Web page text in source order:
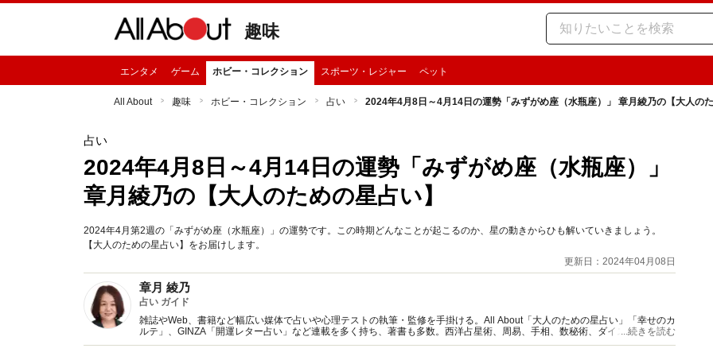
趣味
エンタメ ゲーム ホビー・コレクション スポーツ・レジャー ペット
All About 趣味 ホビー・コレクション 占い 2024年4月8日～4月14日の運勢「みずがめ座（水瓶座）」 章月綾乃の【大人のた
占い
2024年4月8日～4月14日の運勢「みずがめ座（水瓶座）」
章月綾乃の【大人のための星占い】
2024年4月第2週の「みずがめ座（水瓶座）」の運勢です。この時期どんなことが起こるのか、星の動きからひも解いていきましょう。
【大人のための星占い】をお届けします。
更新日：2024年04月08日
章月 綾乃
占い ガイド
雑誌やWeb、書籍など幅広い媒体で占いや心理テストの執筆・監修を手掛ける。All About「大人のための星占い」「幸せのカ
ルテ」、GINZA「開運レター占い」など連載を多く持ち、著書も多数。西洋占星術、周易、手相、数秘術、ダイスやカード占
い、しぐさや言葉グセの研究など守備範囲は広め。
...続きを読む